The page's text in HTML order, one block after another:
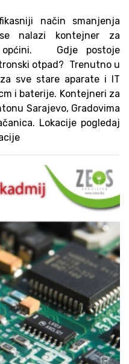
način smanjenja
nalazi kontejner za
općini. Gdje postoje
otpad? Trenutno u
sve stare aparate i IT
i baterije. Kontejneri za
Sarajevo, Gradovima
Lokacije pogledaj